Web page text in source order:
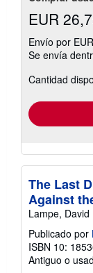
EUR
Envío por
Se envía
Cantidad
The Last
Against
Lampe, David
Publicado por
ISBN 10:
Antiguo o